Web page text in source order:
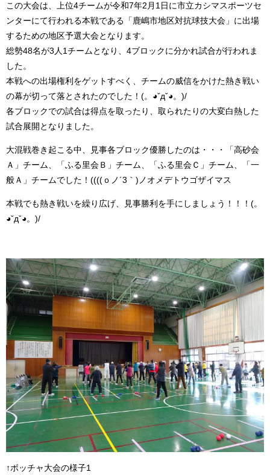
この大会は、上位4チームが令和7年2月1日に市立カシマスポーツセ
ンターにて行われる本戦である「鹿嶋市地区対抗球技大会」に出場
するための地区予選大会となります。
総勢48名が3人1チームとなり、4ブロックに分かれ試合が行われま
した。
本戦への出場権利をゲットすべく、チームの威信をかけた熱き戦い
の幕が切って落とされたのでした！(。◕ˇдˇ​◕。)/
各ブロックでの試合は得点を取ったり、取られたりの大変白熱した
試合展開となりました。
大混戦巻き起こる中、見事各ブロック優勝したのは・・・「高砂会
Ａ」チーム、「ふる里会Ｂ」チーム、「ふる里会Ｃ」チーム、「一
般Ａ」チームでした！((((ｏノ´3｀)ノオメデトウゴザイマス
本戦でも熱き戦いを繰り広げ、見事勝利を手にしましょう！！！(。
◕ˇдˇ​◕。)/
↑ボッチャ大会の様子1